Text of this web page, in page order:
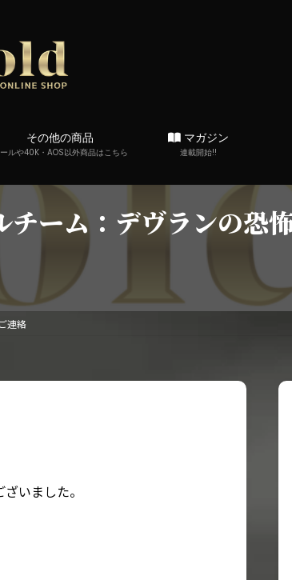
その他の商品
ルや40K・AOS以外商品はこちら
マガジン
連載開始!!
チーム：デヴランの恐
連絡
いました。